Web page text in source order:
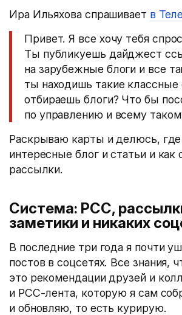
Ира Ильяхова спрашивает в
Привет. Я все хочу тебя
Ты публикуешь дайджест
на зарубежные блоги и все
ты находишь такие классные
отбираешь блоги? Что бы
по управлению и всему
Раскрываю карты и делюсь,
интересные блог и статьи и как
рассылки.
Система: РСС,
заметики и никаких
В последние три года я почти
постов в соцсетях. Все знания,
это рекомендации друзей и
и РСС-лента, которую я сам
и обновляю, то есть курирую.